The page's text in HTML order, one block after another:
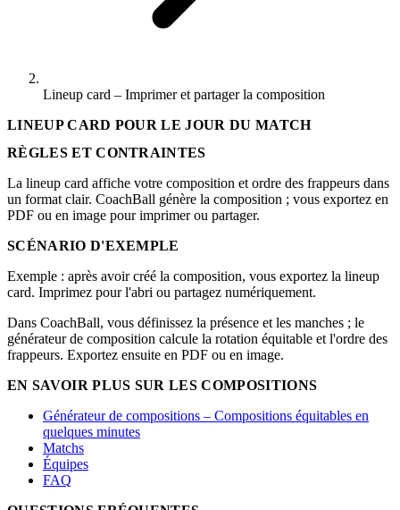
Lineup card – Imprimer et partager la composition
LINEUP CARD POUR LE JOUR DU MATCH
RÈGLES ET CONTRAINTES
La lineup card affiche votre composition et ordre des frappeurs dans
un format clair. CoachBall génère la composition ; vous exportez en
PDF ou en image pour imprimer ou partager.
SCÉNARIO D'EXEMPLE
Exemple : après avoir créé la composition, vous exportez la lineup
card. Imprimez pour l'abri ou partagez numériquement.
Dans CoachBall, vous définissez la présence et les manches ; le
générateur de composition calcule la rotation équitable et l'ordre des
frappeurs. Exportez ensuite en PDF ou en image.
EN SAVOIR PLUS SUR LES COMPOSITIONS
Générateur de compositions – Compositions équitables en
quelques minutes
Matchs
Équipes
FAQ